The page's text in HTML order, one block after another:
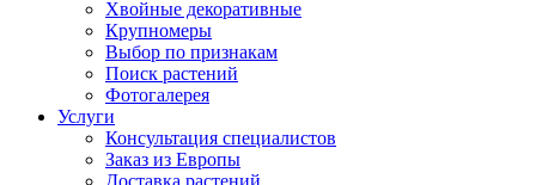
Хвойные декоративные
Крупномеры
Выбор по признакам
Поиск растений
Фотогалерея
Услуги
Консультация специалистов
Заказ из Европы
Доставка растений